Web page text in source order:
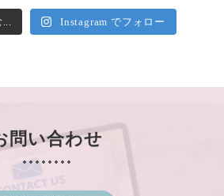
... Instagram でフォロー
問い合わせ